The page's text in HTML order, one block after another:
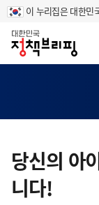
이 누리집은 대한민
홈
텐
츠
영
당신의 아
니다!